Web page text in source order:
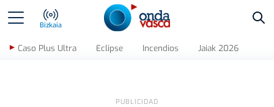
Bizkaia
Caso Plus Ultra Eclipse Incendios Jaiak 2026